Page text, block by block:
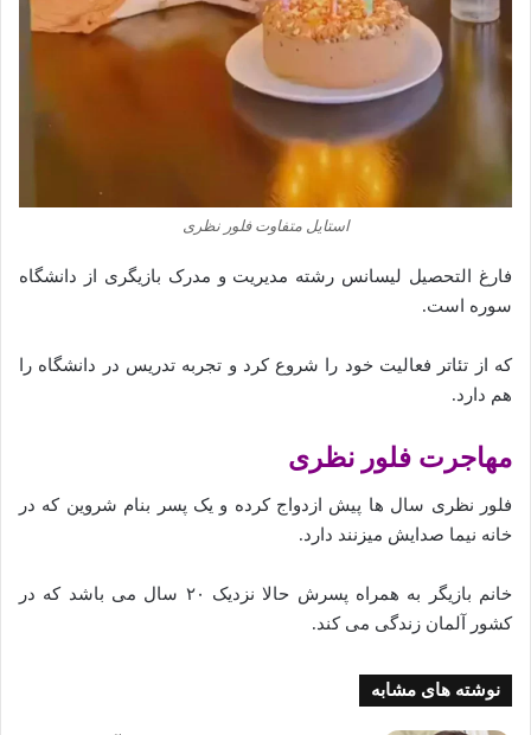
استایل متفاوت فلور نظری
فارغ التحصیل لیسانس رشته‌ مدیریت و مدرک بازیگری از دانشگاه
سوره است.
که از تئاتر فعالیت خود را شروع کرد و تجربه تدریس در دانشگاه را
هم دارد.
مهاجرت فلور نظری
فلور نظری سال ها پیش ازدواج کرده و یک پسر بنام شروین که در
خانه نیما صدایش میزنند دارد.
خانم بازیگر به همراه پسرش حالا نزدیک ۲۰ سال می باشد که در
کشور آلمان زندگی می کند.
نوشته های مشابه